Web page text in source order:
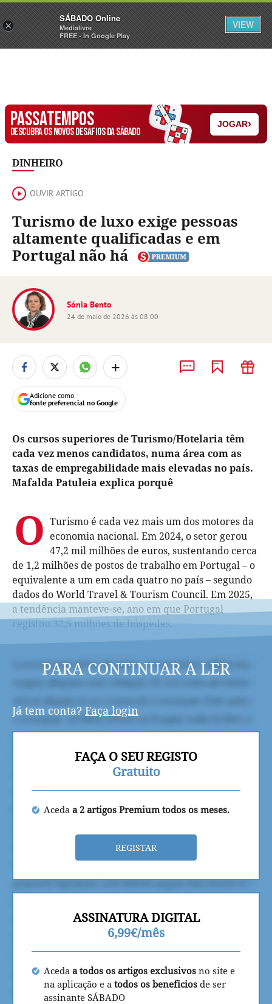
Sábado Assine Iniciar Sessão
PASSATEMPOS
DESCUBRA OS NOVOS DESAFIOS DA SÁBADO
JOGAR›
DINHEIRO
OUVIR ARTIGO
Turismo de luxo exige pessoas
altamente qualificadas e em
Portugal não há
Sónia Bento
24 de maio de 2026 às 08:00
+
Adicione como
fonte preferencial no Google
Os cursos superiores de Turismo/Hotelaria têm
cada vez menos candidatos, numa área com as
taxas de empregabilidade mais elevadas no país.
Mafalda Patuleia explica porquê
O Turismo é cada vez mais um dos motores da
economia nacional. Em 2024, o setor gerou
47,2 mil milhões de euros, sustentando cerca
de 1,2 milhões de postos de trabalho em Portugal – o
equivalente a um em cada quatro no país – segundo
dados do World Travel & Tourism Council. Em 2025,
a tendência manteve-se, ano em que Portugal
registou 32,5 milhões de hóspedes.
PARA CONTINUAR A LER
Já tem conta? Faça login
FAÇA O SEU REGISTO
Gratuito
Aceda a 2 artigos Premium todos os meses.
REGISTAR
ASSINATURA DIGITAL
6,99€/mês
Aceda a todos os artigos exclusivos no site e
na aplicação e a todos os beneficios de ser
assinante SÁBADO
×
SÁBADO Online
Medialivre
FREE - In Google Play
VIEW